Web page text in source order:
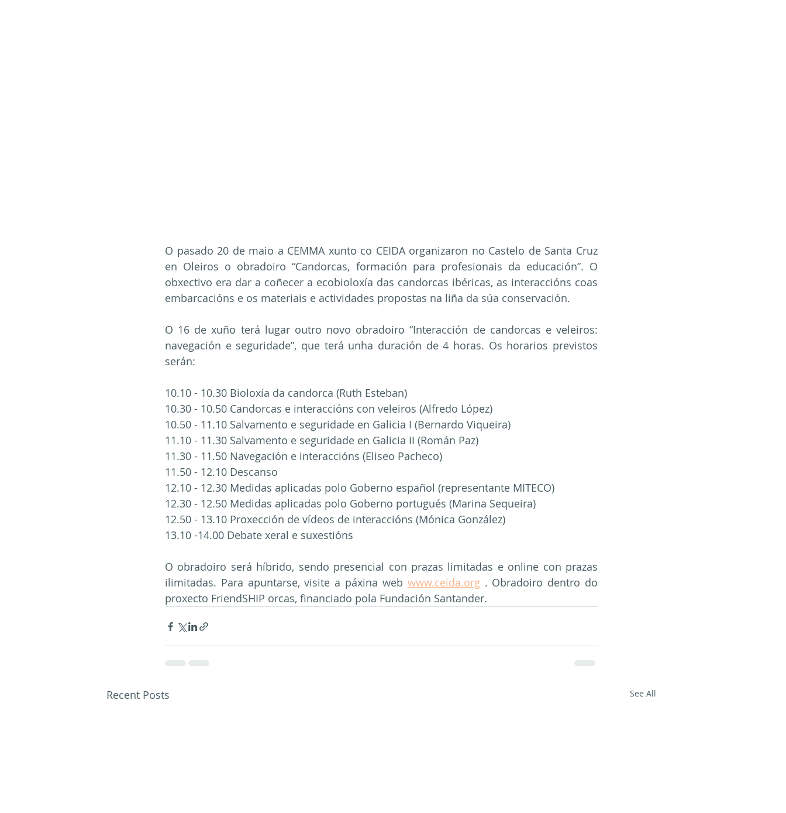
O pasado 20 de maio a CEMMA xunto co CEIDA organizaron no Castelo de Santa Cruz
en Oleiros o obradoiro “Candorcas, formación para profesionais da educación”. O
obxectivo era dar a coñecer a ecobioloxía das candorcas ibéricas, as interaccións coas
embarcacións e os materiais e actividades propostas na liña da súa conservación.
O 16 de xuño terá lugar outro novo obradoiro “Interacción de candorcas e veleiros:
navegación e seguridade”, que terá unha duración de 4 horas. Os horarios previstos
serán:
10.10 - 10.30 Bioloxía da candorca (Ruth Esteban)
10.30 - 10.50 Candorcas e interaccións con veleiros (Alfredo López)
10.50 - 11.10 Salvamento e seguridade en Galicia I (Bernardo Viqueira)
11.10 - 11.30 Salvamento e seguridade en Galicia II (Román Paz)
11.30 - 11.50 Navegación e interaccións (Eliseo Pacheco)
11.50 - 12.10 Descanso
12.10 - 12.30 Medidas aplicadas polo Goberno español (representante MITECO)
12.30 - 12.50 Medidas aplicadas polo Goberno portugués (Marina Sequeira)
12.50 - 13.10 Proxección de vídeos de interaccións (Mónica González)
13.10 -14.00 Debate xeral e suxestións
O obradoiro será híbrido, sendo presencial con prazas limitadas e online con prazas
ilimitadas. Para apuntarse, visite a páxina web www.ceida.org . Obradoiro dentro do
proxecto FriendSHIP orcas, financiado pola Fundación Santander.
Recent Posts See All